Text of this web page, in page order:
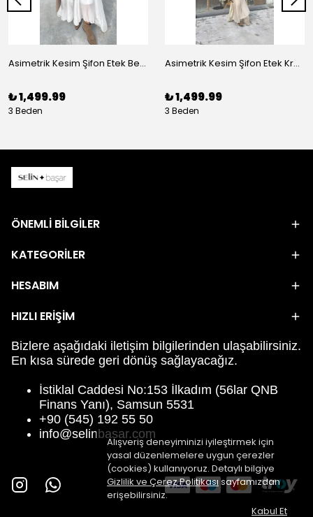
Alışveriş deneyiminizi iyileştirmek için
yasal düzenlemelere uygun çerezler
(cookies) kullanıyoruz. Detaylı bilgiye
Gizlilik ve Çerez Politikasısayfamızdan
erişebilirsiniz.
Kabul Et
Asimetrik Kesim Şifon Etek Beyaz
₺ 1,499.99
3 Beden
Asimetrik Kesim Şifon Etek Krem
₺ 1,499.99
3 Beden
ÖNEMLİ BİLGİLER
KATEGORİLER
HESABIM
HIZLI ERİŞİM
Bizlere aşağıdaki iletişim bilgilerinden ulaşabilirsiniz.
En kısa sürede geri dönüş sağlayacağız.
İstiklal Caddesi No:153 İlkadım (56lar QNB
Finans Yanı), Samsun 5531
+90 (545) 192 55 50
info@selinbasar.com